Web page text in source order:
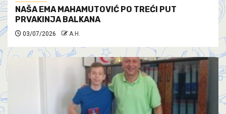
NAŠA EMA MAHAMUTOVIĆ PO TREĆI PUT
PRVAKINJA BALKANA
03/07/2026 A.H.